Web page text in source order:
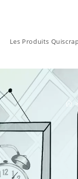
Les Produits
>